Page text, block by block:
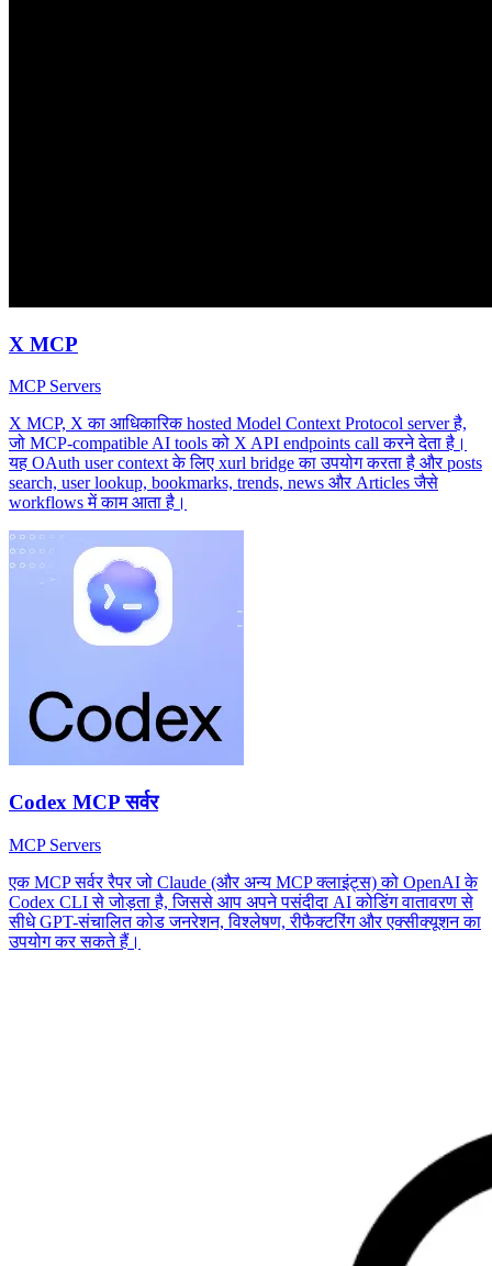
X MCP
MCP Servers
X MCP, X का आधिकारिक hosted Model Context Protocol server है,
जो MCP-compatible AI tools को X API endpoints call करने देता है।
यह OAuth user context के लिए xurl bridge का उपयोग करता है और posts
search, user lookup, bookmarks, trends, news और Articles जैसे
workflows में काम आता है।
Codex MCP सर्वर
MCP Servers
एक MCP सर्वर रैपर जो Claude (और अन्य MCP क्लाइंट्स) को OpenAI के
Codex CLI से जोड़ता है, जिससे आप अपने पसंदीदा AI कोडिंग वातावरण से
सीधे GPT-संचालित कोड जनरेशन, विश्लेषण, रीफैक्टरिंग और एक्सीक्यूशन का
उपयोग कर सकते हैं।